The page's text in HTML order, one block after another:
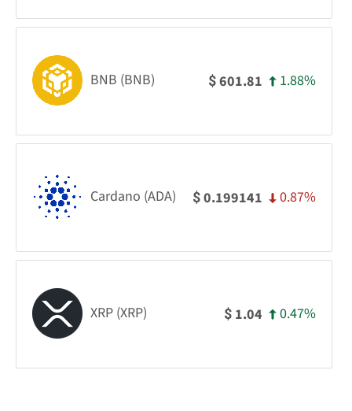
BNB (BNB) $601.81 1.88%
Cardano (ADA) $0.199141 0.87%
XRP (XRP) $ 1.04 0.47%